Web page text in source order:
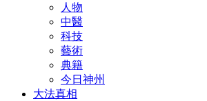
人物
中醫
科技
藝術
典籍
今日神州
大法真相